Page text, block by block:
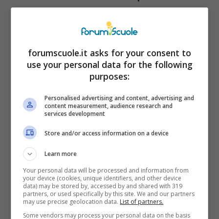
Eredità, ecco a chi va il patrimonio di uno zio senza figli –
In questo modo il sistema legale intende
assicurare una certa equità nel distribuire
forumscuole.it asks for your consent to
use your personal data for the following
purposes:
Personalised advertising and content, advertising and
content measurement, audience research and
services development
Store and/or access information on a device
Learn more
Your personal data will be processed and information from
your device (cookies, unique identifiers, and other device
data) may be stored by, accessed by and shared with 319
partners, or used specifically by this site. We and our partners
may use precise geolocation data. List of partners.
Some vendors may process your personal data on the basis